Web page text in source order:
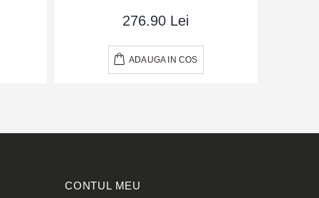
276.90 Lei
ADAUGA IN COS
CONTUL MEU